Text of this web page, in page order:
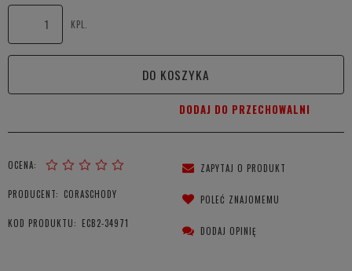
KPL.
DO KOSZYKA
DODAJ DO PRZECHOWALNI
OCENA:
PRODUCENT: CORASCHODY
KOD PRODUKTU: ECB2-34971
ZAPYTAJ O PRODUKT
POLEĆ ZNAJOMEMU
DODAJ OPINIĘ